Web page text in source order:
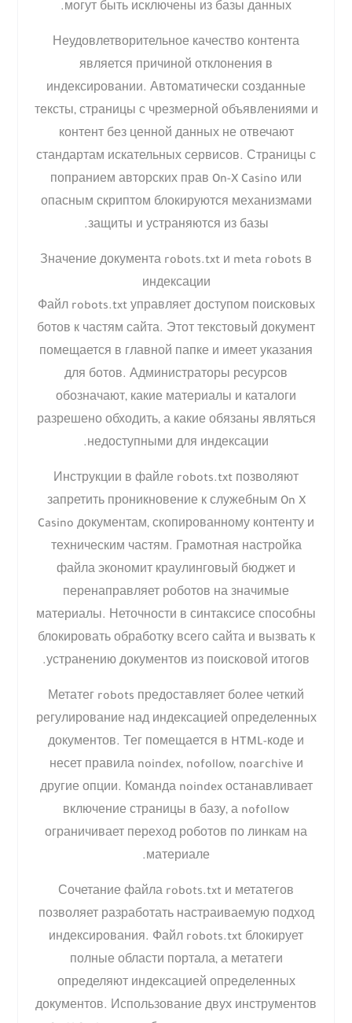
могут быть исключены из базы данных.
Неудовлетворительное качество контента
является причиной отклонения в
индексировании. Автоматически созданные
тексты, страницы с чрезмерной объявлениями и
контент без ценной данных не отвечают
стандартам искательных сервисов. Страницы с
попранием авторских прав On-X Casino или
опасным скриптом блокируются механизмами
защиты и устраняются из базы.
Значение документа robots.txt и meta robots в
индексации
Файл robots.txt управляет доступом поисковых
ботов к частям сайта. Этот текстовый документ
помещается в главной папке и имеет указания
для ботов. Администраторы ресурсов
обозначают, какие материалы и каталоги
разрешено обходить, а какие обязаны являться
недоступными для индексации.
Инструкции в файле robots.txt позволяют
запретить проникновение к служебным On X
Casino документам, скопированному контенту и
техническим частям. Грамотная настройка
файла экономит краулинговый бюджет и
перенаправляет роботов на значимые
материалы. Неточности в синтаксисе способны
блокировать обработку всего сайта и вызвать к
устранению документов из поисковой итогов.
Метатег robots предоставляет более четкий
регулирование над индексацией определенных
документов. Тег помещается в HTML-коде и
несет правила noindex, nofollow, noarchive и
другие опции. Команда noindex останавливает
включение страницы в базу, а nofollow
ограничивает переход роботов по линкам на
материале.
Сочетание файла robots.txt и метатегов
позволяет разработать настраиваемую подход
индексирования. Файл robots.txt блокирует
полные области портала, а метатеги
определяют индексацией определенных
документов. Использование двух инструментов